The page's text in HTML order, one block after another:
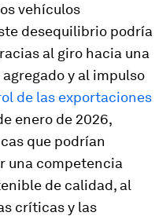
vehículos
desequilibrio podría
al giro hacia una
y al impulso
de las exportaciones
enero de 2026,
que podrían
una competencia
de calidad, al
críticas y las